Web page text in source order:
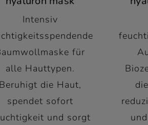
Intensiv
für
alle Hauttypen.
Beruhigt die Haut,
spendet sofort
und sorgt